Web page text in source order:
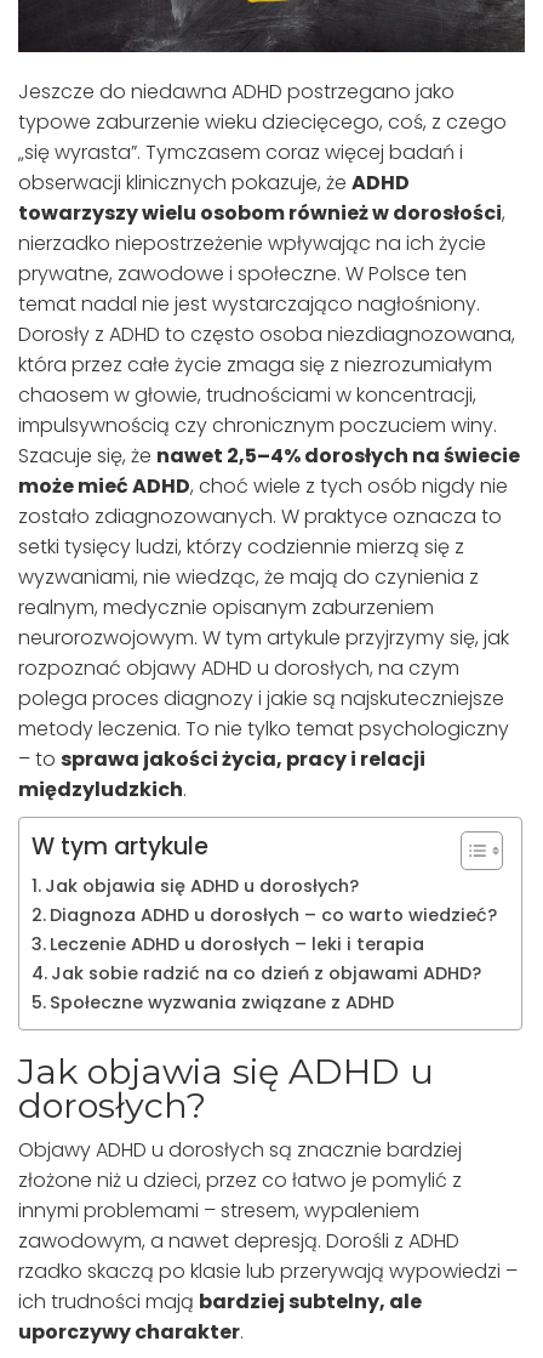
Jeszcze do niedawna ADHD postrzegano jako
typowe zaburzenie wieku dziecięcego, coś, z czego
„się wyrasta”. Tymczasem coraz więcej badań i
obserwacji klinicznych pokazuje, że ADHD
towarzyszy wielu osobom również w dorosłości,
nierzadko niepostrzeżenie wpływając na ich życie
prywatne, zawodowe i społeczne. W Polsce ten
temat nadal nie jest wystarczająco nagłośniony.
Dorosły z ADHD to często osoba niezdiagnozowana,
która przez całe życie zmaga się z niezrozumiałym
chaosem w głowie, trudnościami w koncentracji,
impulsywnością czy chronicznym poczuciem winy.
Szacuje się, że nawet 2,5–4% dorosłych na świecie
może mieć ADHD, choć wiele z tych osób nigdy nie
zostało zdiagnozowanych. W praktyce oznacza to
setki tysięcy ludzi, którzy codziennie mierzą się z
wyzwaniami, nie wiedząc, że mają do czynienia z
realnym, medycznie opisanym zaburzeniem
neurorozwojowym. W tym artykule przyjrzymy się, jak
rozpoznać objawy ADHD u dorosłych, na czym
polega proces diagnozy i jakie są najskuteczniejsze
metody leczenia. To nie tylko temat psychologiczny
– to sprawa jakości życia, pracy i relacji
międzyludzkich.
W tym artykule
Jak objawia się ADHD u dorosłych?
Diagnoza ADHD u dorosłych – co warto wiedzieć?
Leczenie ADHD u dorosłych – leki i terapia
Jak sobie radzić na co dzień z objawami ADHD?
Społeczne wyzwania związane z ADHD
Jak objawia się ADHD u
dorosłych?
Objawy ADHD u dorosłych są znacznie bardziej
złożone niż u dzieci, przez co łatwo je pomylić z
innymi problemami – stresem, wypaleniem
zawodowym, a nawet depresją. Dorośli z ADHD
rzadko skaczą po klasie lub przerywają wypowiedzi –
ich trudności mają bardziej subtelny, ale
uporczywy charakter.